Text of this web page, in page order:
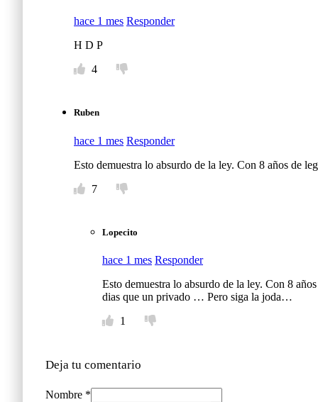
hace 1 mes Responder
H D P
4
Ruben
hace 1 mes Responder
Esto demuestra lo absurdo de la ley. Con 8 años de
7
Lopecito
hace 1 mes Responder
Esto demuestra lo absurdo de la ley. Con 8
dias que un privado … Pero siga la joda…
1
Deja tu comentario
Nombre *